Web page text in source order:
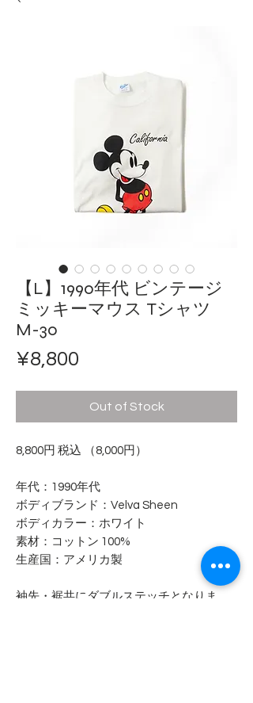
【L】1990年代 ビンテージ
ミッキーマウス Tシャツ
M-30
¥8,800
Out of Stock
8,800円 税込 （8,000円）
年代：1990年代
ボディブランド：Velva Sheen
ボディカラー：ホワイト
素材：コットン 100%
生産国：アメリカ製
袖先・裾共にダブルステッチとなりま